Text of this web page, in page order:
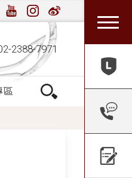
2388-7971
區